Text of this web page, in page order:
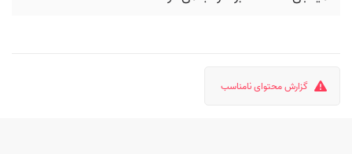
گزارش محتوای نامناسب